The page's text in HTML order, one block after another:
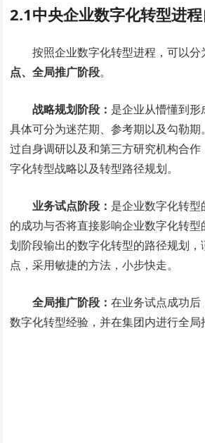
2.1中央企业数字化转型进
按照企业数字化转型进程，可以分
点、全局推广阶段。
战略规划阶段： 是企业从懵懂到形
具体可分为迷茫期、参考期以及勾勒期
过自身调研以及和第三方研究机构合
字化转型战略以及转型路径规划。
业务试点阶段： 是企业数字化转
的成功与否将直接影响企业数字化转
划阶段输出的数字化转型的路径规划
点，采用敏捷的方法，小步快走。
全局推广阶段：在业务试点成功
数字化转型经验，并在集团内进行全局